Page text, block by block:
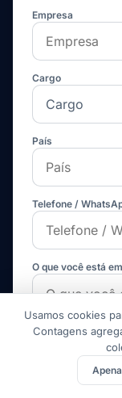
Empresa
Cargo
País
Telefone /
O que você está
Quero
Usamos cookies
Contagens